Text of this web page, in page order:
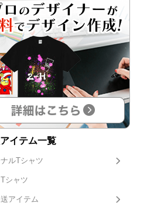
イテム一覧
ルTシャツ
シャツ
アイテム